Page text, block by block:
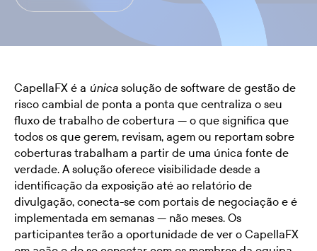
CapellaFX é a única solução de software de gestão de
risco cambial de ponta a ponta que centraliza o seu
fluxo de trabalho de cobertura — o que significa que
todos os que gerem, revisam, agem ou reportam sobre
coberturas trabalham a partir de uma única fonte de
verdade. A solução oferece visibilidade desde a
identificação da exposição até ao relatório de
divulgação, conecta-se com portais de negociação e é
implementada em semanas — não meses. Os
participantes terão a oportunidade de ver o CapellaFX